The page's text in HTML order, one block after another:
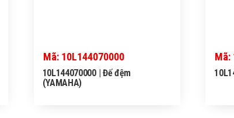
Mã: 10L144070000
10L144070000 | Đế đệm
(YAMAHA)
Mã: